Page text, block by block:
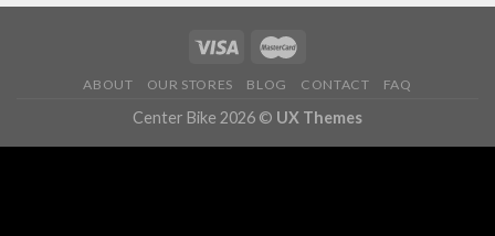
ABOUT OUR STORES BLOG CONTACT FAQ
Center Bike 2026 © UX Themes